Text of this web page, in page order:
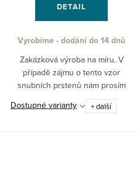
DETAIL
Vyrobíme - dodání do 14 dnů
Zakázková výroba na míru. V
případě zájmu o tento vzor
snubních prstenů nám prosím
napište požadované velikosti do
dotazu k produktu nebo na
Dostupné varianty + další